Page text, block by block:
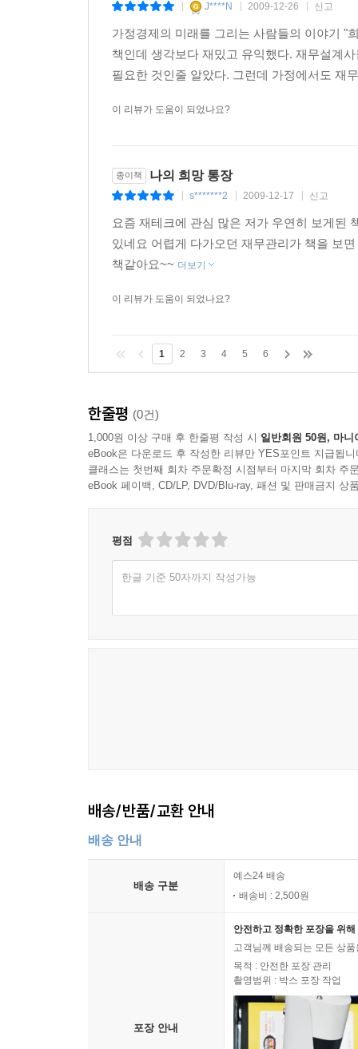
J****N 2009-12-26 신고
가정경제의 미래를 그리는 사람들의 이야기 "
책인데 생각보다 재밌고 유익했다. 재무설계
필요한 것인줄 알았다. 그런데 가정에서도 재
이 리뷰가 도움이 되었나요?
종이책 나의 희망 통장
s*******2 2009-12-17 신고
요즘 재테크에 관심 많은 저가 우연히 보게된
있네요 어렵게 다가오던 재무관리가 책을 보
책같아요~~ 더보기
이 리뷰가 도움이 되었나요?
1 2 3 4 5 6
한줄평 (0건)
1,000원 이상 구매 후 한줄평 작성 시 일반회원 50원, 마니
eBook은 다운로드 후 작성한 리뷰만 YES포인트 지급됩니
클래스는 첫번째 회차 주문확정 시점부터 마지막 회차 주
eBook 페이백, CD/LP, DVD/Blu-ray, 패션 및 판매금지 상
평점
한글 기준 50자까지 작성가능
배송/반품/교환 안내
배송 안내
배송 구분
예스24 배송
배송비 : 2,500원
포장 안내
안전하고 정확한 포장을 위
고객님께 배송되는 모든 상
목적 : 안전한 포장 관리
촬영범위 : 박스 포장 작업